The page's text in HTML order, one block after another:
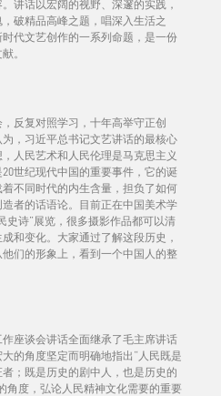
讲话以宏阔的视野、深邃的实践，
破精品高峰之题，唱深入生活之
代文艺创作的一系列命题，是一份
。
反复对照学习，十年高举守正创
，习近平总书记文艺讲话的最核心
人民艺术和人民伦理是马克思主义
世纪现代中国的重要事件，它的诞
不同时代的内生含量，担负了如何
者的话语论。目前正在中国美术学
史诗”展览，很多摄影作品都可以清
和变化。大家通过了解这段历史，
们的形象上，看到一个中国人的整
座谈会讲话全面继承了毛主席讲话
的角度坚定而明确地指出“人民既是
；既是历史的剧中人，也是历史的
角度，弘论人民精神文化需要的重要